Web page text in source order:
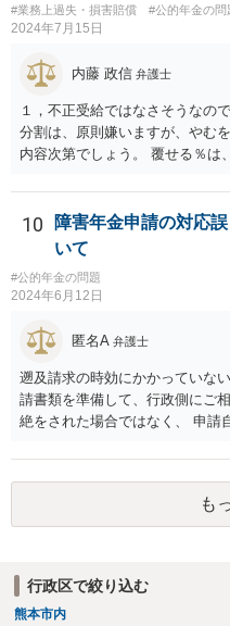
#業務上過失・損害賠償
#公的年金の問
2024年7月15日
内藤 政信 弁護士
１，不正受給ではなさそうなの
分割は、原則嫌いますが、やむ
内容次第でしょう。 覆せる％は
10
障害年金申請の対応
いて
#公的年金の問題
2024年6月12日
匿名A 弁護士
遡及請求の時効にかかっていな
請書類を準備して、行政側にご
絶をされた場合ではなく、 申請
も
行政区で絞り込む
熊本市内